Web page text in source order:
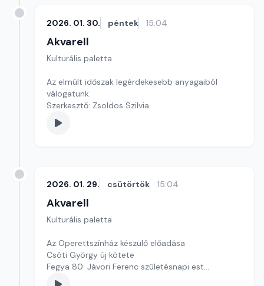
2026. 01. 30. péntek 15:04
Akvarell
Kulturális paletta
Az elmúlt időszak legérdekesebb anyagaiból
válogatunk.
Szerkesztő: Zsoldos Szilvia
2026. 01. 29. csütörtök 15:04
Akvarell
Kulturális paletta
Az Operettszínház készülő előadása
Csóti György új kötete
Fegya 80: Jávori Ferenc születésnapi est
Szerkesztő: Nagy György András